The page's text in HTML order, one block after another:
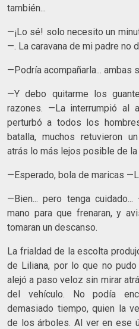
también...
—¡Lo sé! solo necesito un
—. La caravana de mi padre no
—Podría acompañarla... ambas
—Y debo quitarme los
razones. —La interrumpió al
perturbó a todos los
batalla, muchos retuvieron
atrás lo más lejos posible de la
—Esperado, bola de maricas
—Bien... pero tenga
mano para que frenaran, y
tomaran un descanso.
La frialdad de la escolta
de Liliana, por lo que no
alejó a paso veloz sin mirar
del vehículo. No podía
demasiado tiempo, quien la
de los árboles. Al ver en ese